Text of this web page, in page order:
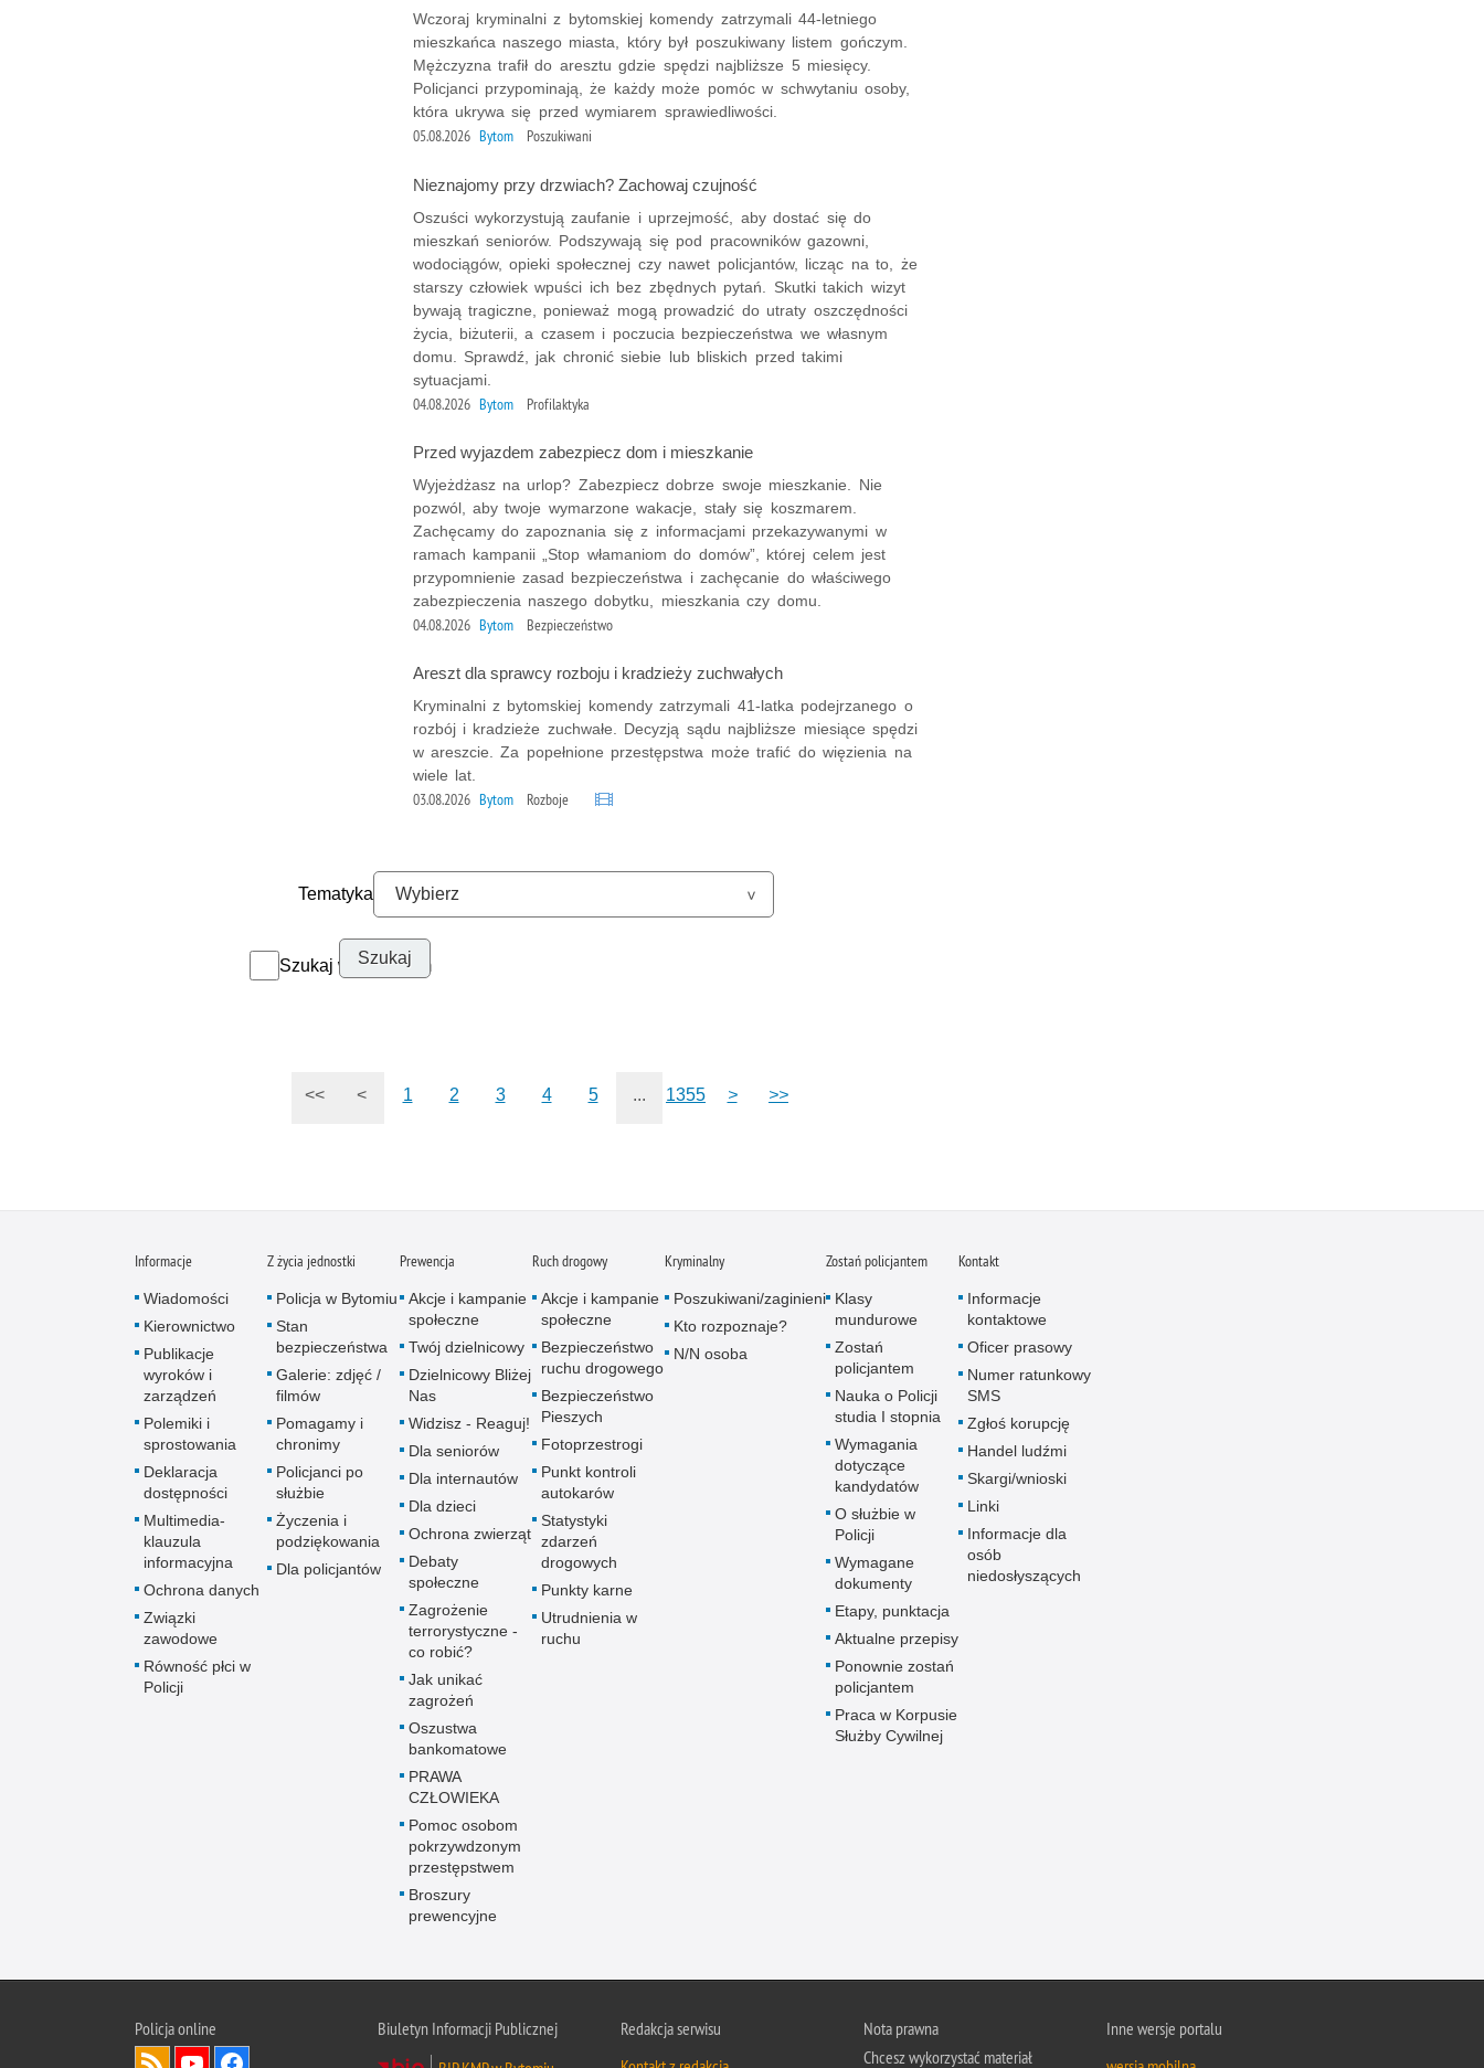
Wczoraj kryminalni z bytomskiej komendy zatrzymali 44-letniego
mieszkańca naszego miasta, który był poszukiwany listem gończym.
Mężczyzna trafił do aresztu gdzie spędzi najbliższe 5 miesięcy.
Policjanci przypominają, że każdy może pomóc w schwytaniu osoby,
która ukrywa się przed wymiarem sprawiedliwości.
05.08.2026 Bytom Poszukiwani
Nieznajomy przy drzwiach? Zachowaj czujność
Oszuści wykorzystują zaufanie i uprzejmość, aby dostać się do
mieszkań seniorów. Podszywają się pod pracowników gazowni,
wodociągów, opieki społecznej czy nawet policjantów, licząc na to, że
starszy człowiek wpuści ich bez zbędnych pytań. Skutki takich wizyt
bywają tragiczne, ponieważ mogą prowadzić do utraty oszczędności
życia, biżuterii, a czasem i poczucia bezpieczeństwa we własnym
domu. Sprawdź, jak chronić siebie lub bliskich przed takimi
sytuacjami.
04.08.2026 Bytom Profilaktyka
Przed wyjazdem zabezpiecz dom i mieszkanie
Wyjeżdżasz na urlop? Zabezpiecz dobrze swoje mieszkanie. Nie
pozwól, aby twoje wymarzone wakacje, stały się koszmarem.
Zachęcamy do zapoznania się z informacjami przekazywanymi w
ramach kampanii „Stop włamaniom do domów”, której celem jest
przypomnienie zasad bezpieczeństwa i zachęcanie do właściwego
zabezpieczenia naszego dobytku, mieszkania czy domu.
04.08.2026 Bytom Bezpieczeństwo
Areszt dla sprawcy rozboju i kradzieży zuchwałych
Kryminalni z bytomskiej komendy zatrzymali 41-latka podejrzanego o
rozbój i kradzieże zuchwałe. Decyzją sądu najbliższe miesiące spędzi
w areszcie. Za popełnione przestępstwa może trafić do więzienia na
wiele lat.
03.08.2026 Bytom Rozboje
Tematyka
Szukaj w archiwum
<< < 1 2 3 4 5 ... 1355 > >>
Informacje
Wiadomości
Kierownictwo
Publikacje
wyroków i
zarządzeń
Polemiki i
sprostowania
Deklaracja
dostępności
Multimedia-
klauzula
informacyjna
Ochrona danych
Związki
zawodowe
Równość płci w
Policji
Z życia jednostki
Policja w Bytomiu
Stan
bezpieczeństwa
Galerie: zdjęć /
filmów
Pomagamy i
chronimy
Policjanci po
służbie
Życzenia i
podziękowania
Dla policjantów
Prewencja
Akcje i kampanie
społeczne
Twój dzielnicowy
Dzielnicowy Bliżej
Nas
Widzisz - Reaguj!
Dla seniorów
Dla internautów
Dla dzieci
Ochrona zwierząt
Debaty
społeczne
Zagrożenie
terrorystyczne -
co robić?
Jak unikać
zagrożeń
Oszustwa
bankomatowe
PRAWA
CZŁOWIEKA
Pomoc osobom
pokrzywdzonym
przestępstwem
Broszury
prewencyjne
Ruch drogowy
Akcje i kampanie
społeczne
Bezpieczeństwo
ruchu drogowego
Bezpieczeństwo
Pieszych
Fotoprzestrogi
Punkt kontroli
autokarów
Statystyki
zdarzeń
drogowych
Punkty karne
Utrudnienia w
ruchu
Kryminalny
Poszukiwani/zaginieni
Kto rozpoznaje?
N/N osoba
Zostań policjantem
Klasy
mundurowe
Zostań
policjantem
Nauka o Policji
studia I stopnia
Wymagania
dotyczące
kandydatów
O służbie w
Policji
Wymagane
dokumenty
Etapy, punktacja
Aktualne przepisy
Ponownie zostań
policjantem
Praca w Korpusie
Służby Cywilnej
Kontakt
Informacje
kontaktowe
Oficer prasowy
Numer ratunkowy
SMS
Zgłoś korupcję
Handel ludźmi
Skargi/wnioski
Linki
Informacje dla
osób
niedosłyszących
Policja online
Biuletyn Informacji Publicznej
Redakcja serwisu
Nota prawna
Chcesz wykorzystać materiał
Inne wersje portalu